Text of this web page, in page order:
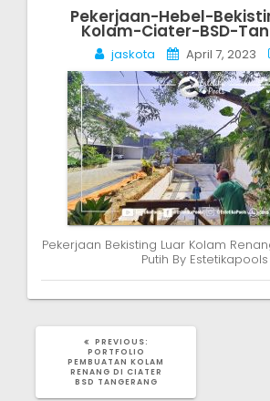
Pekerjaan-Hebel-
Kolam-Ciater-BSD-
jaskota April 7, 2023
Pekerjaan Bekisting Luar Kolam
Putih By Estetikapools
navigation
PREVIOUS:
PORTFOLIO
PEMBUATAN KOLAM
RENANG DI CIATER
BSD TANGERANG